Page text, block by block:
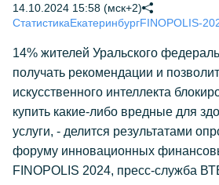
14.10.2024 15:58 (мск+2)
СтатистикаЕкатеринбургFINOPOLIS-
14% жителей Уральского
получать рекомендации и
искусственного интеллекта
купить какие-либо вредные для
услуги, - делится результатами
форуму инновационных
FINOPOLIS 2024, пресс-служба